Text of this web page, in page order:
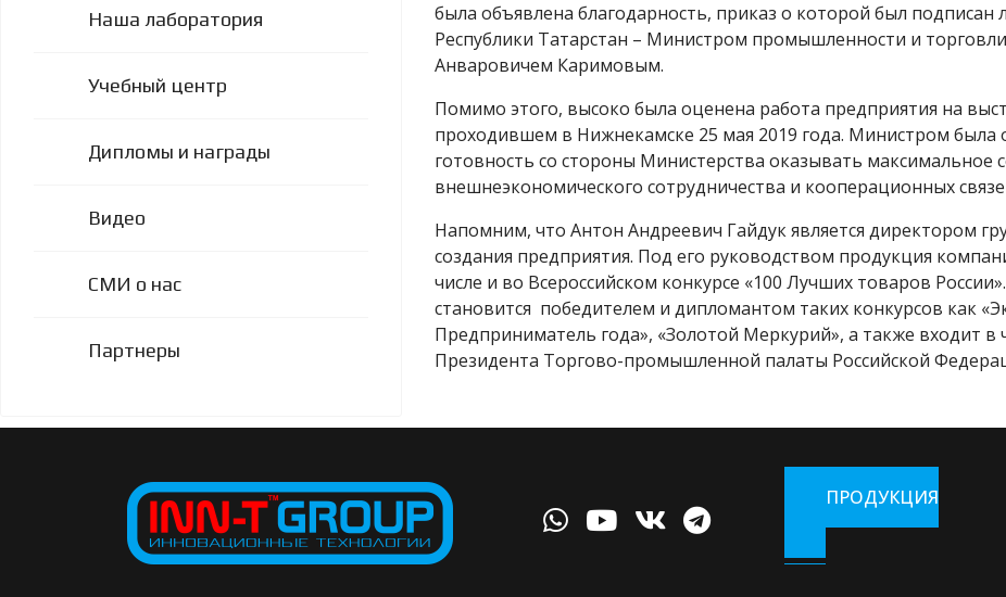
Наша лаборатория
Учебный центр
Дипломы и награды
Видео
СМИ о нас
Партнеры
была объявлена благодарность, приказ о которой был
Республики Татарстан – Министром промышленности и
Анваровичем Каримовым.
Помимо этого, высоко была оценена работа предприятия на
проходившем в Нижнекамске 25 мая 2019 года. Министром была
готовность со стороны Министерства оказывать максимальное
внешнеэкономического сотрудничества и кооперационных
Напомним, что Антон Андреевич Гайдук является директором
создания предприятия. Под его руководством продукция
числе и во Всероссийском конкурсе «100 Лучших товаров
становится победителем и дипломантом таких конкурсов как
Предприниматель года», «Золотой Меркурий», а также входит в
Президента Торгово-промышленной палаты Российской
ПРОДУКЦИЯ